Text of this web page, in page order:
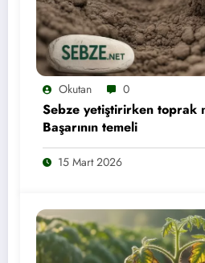
Okutan 0
Sebze yetiştirirken toprak
Başarının temeli
15 Mart 2026